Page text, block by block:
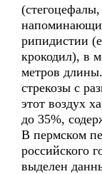
рипидистии
крокодил), в
метров
стрекозы с
этот воздух
до 35%,
В пермском
российского
выделен